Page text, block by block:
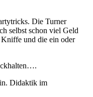
Die Turner
selbst schon viel Geld
und die ein oder
Didaktik im